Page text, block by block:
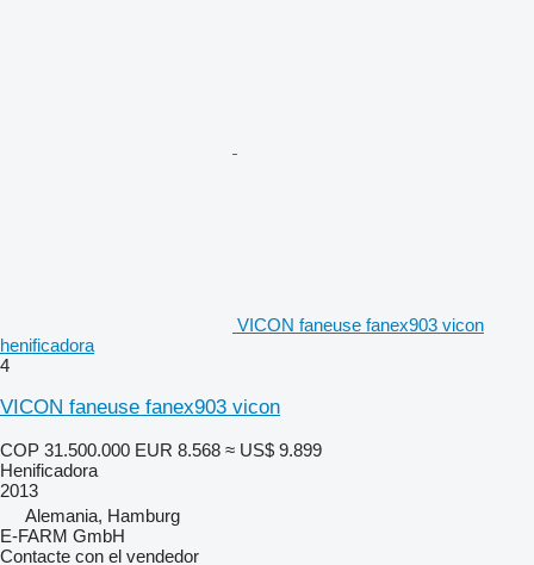
VICON faneuse fanex903 vicon
henificadora
4
VICON faneuse fanex903 vicon
COP 31.500.000 EUR 8.568 ≈ US$ 9.899
Henificadora
2013
Alemania, Hamburg
E-FARM GmbH
Contacte con el vendedor